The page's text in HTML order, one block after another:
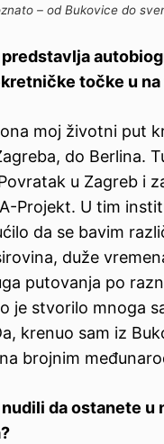
– od Bukovice do
točke u
moj životni put
do Berlina.
u Zagreb i
Projekt. U tim
da se bavim
duže
putovanja po
je stvorilo mnoga
krenuo sam iz
brojnim
da ostanete